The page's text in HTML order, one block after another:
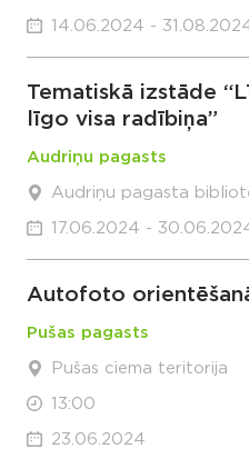
14.06.2024 -
Tematiskā izstāde
līgo visa radībiņa”
Audriņu pagasts
Audriņu pagasta
17.06.2024 -
Autofoto
Pušas pagasts
Pušas ciema teritorija
13:00
23.06.2024